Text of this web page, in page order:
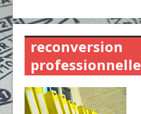
reconversion
professionnelle